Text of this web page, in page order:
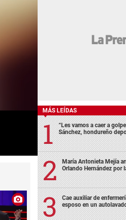
MÁS LEÍDAS
“Les vamos a caer a
Sánchez, hondureño
María Antonieta Mejía
Orlando Hernández por
Cae auxiliar de
esposo en un